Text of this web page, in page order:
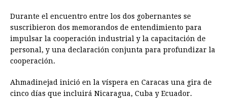
Durante el encuentro entre los dos gobernantes se
suscribieron dos memorandos de entendimiento para
impulsar la cooperación industrial y la capacitación de
personal, y una declaración conjunta para profundizar la
cooperación.
Ahmadinejad inició en la víspera en Caracas una gira de
cinco días que incluirá Nicaragua, Cuba y Ecuador.